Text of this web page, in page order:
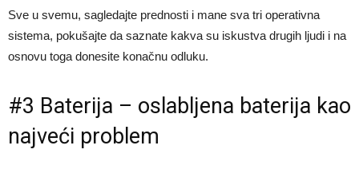
Sve u svemu, sagledajte prednosti i mane sva tri operativna
sistema, pokušajte da saznate kakva su iskustva drugih ljudi i na
osnovu toga donesite konačnu odluku.
#3 Baterija – oslabljena baterija kao
najveći problem